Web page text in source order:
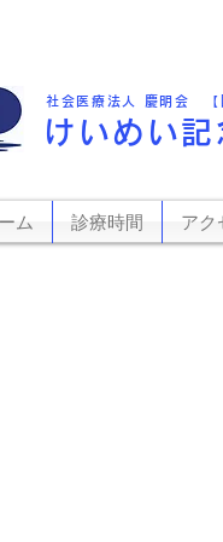
社会医療法人 慶明会 【
けいめい記
ム 診療時間 アク